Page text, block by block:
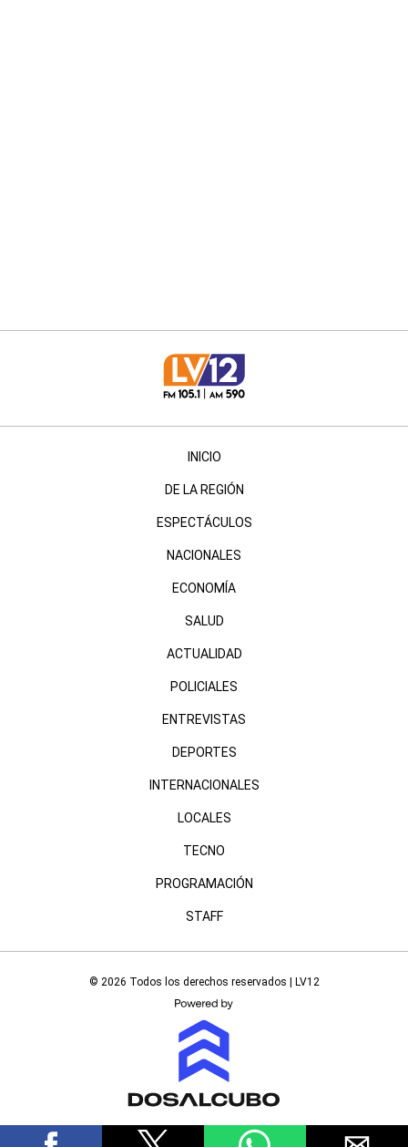
INICIO
DE LA REGIÓN
ESPECTÁCULOS
NACIONALES
ECONOMÍA
SALUD
ACTUALIDAD
POLICIALES
ENTREVISTAS
DEPORTES
INTERNACIONALES
LOCALES
TECNO
PROGRAMACIÓN
STAFF
© 2026 Todos los derechos reservados | LV12